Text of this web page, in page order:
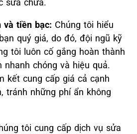
sửa chữa.
tiền bạc: Chúng tôi hiểu
quý giá, do đó, đội ngũ kỹ
tôi luôn cố gắng hoàn thành
nhanh chóng và hiệu quả.
kết cung cấp giá cả cạnh
tránh những phí ẩn không
tôi cung cấp dịch vụ sửa